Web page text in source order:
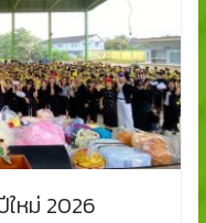
หม่ 2026